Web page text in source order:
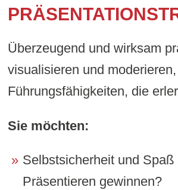
Überzeugend und wirksam
visualisieren und
Führungsfähigkeiten, die
Sie möchten:
Selbstsicherheit und Spaß
Präsentieren gewinnen?